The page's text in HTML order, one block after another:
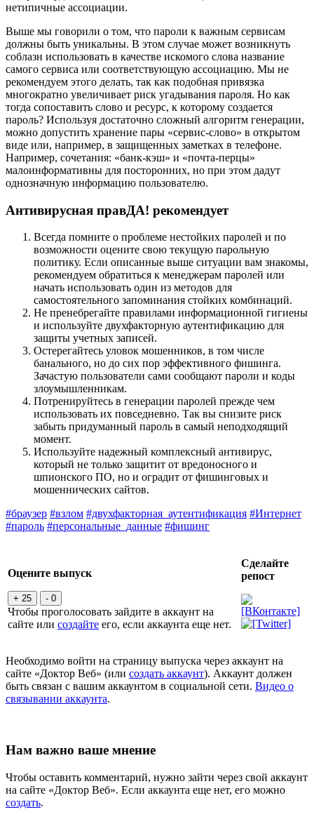
нетипичные ассоциации.
Выше мы говорили о том, что пароли к важным сервисам
должны быть уникальны. В этом случае может возникнуть
соблазн использовать в качестве искомого слова название
самого сервиса или соответствующую ассоциацию. Мы не
рекомендуем этого делать, так как подобная привязка
многократно увеличивает риск угадывания пароля. Но как
тогда сопоставить слово и ресурс, к которому создается
пароль? Используя достаточно сложный алгоритм генерации,
можно допустить хранение пары «сервис-слово» в открытом
виде или, например, в защищенных заметках в телефоне.
Например, сочетания: «банк-кэш» и «почта-перцы»
малоинформативны для посторонних, но при этом дадут
однозначную информацию пользователю.
Антивирусная правДА! рекомендует
Всегда помните о проблеме нестойких паролей и по
возможности оцените свою текущую парольную
политику. Если описанные выше ситуации вам знакомы,
рекомендуем обратиться к менеджерам паролей или
начать использовать один из методов для
самостоятельного запоминания стойких комбинаций.
Не пренебрегайте правилами информационной гигиены
и используйте двухфакторную аутентификацию для
защиты учетных записей.
Остерегайтесь уловок мошенников, в том числе
банального, но до сих пор эффективного фишинга.
Зачастую пользователи сами сообщают пароли и коды
злоумышленникам.
Потренируйтесь в генерации паролей прежде чем
использовать их повседневно. Так вы снизите риск
забыть придуманный пароль в самый неподходящий
момент.
Используйте надежный комплексный антивирус,
который не только защитит от вредоносного и
шпионского ПО, но и оградит от фишинговых и
мошеннических сайтов.
#браузер #взлом #двухфакторная_аутентификация #Интернет
#пароль #персональные_данные #фишинг
Оцените выпуск
+ 25 - 0
Чтобы проголосовать зайдите в аккаунт на
сайте или создайте его, если аккаунта еще нет.
Сделайте
репост
Необходимо войти на страницу выпуска через аккаунт на
сайте «Доктор Веб» (или создать аккаунт). Аккаунт должен
быть связан с вашим аккаунтом в социальной сети. Видео о
связывании аккаунта.
Нам важно ваше мнение
Чтобы оставить комментарий, нужно зайти через свой аккаунт
на сайте «Доктор Веб». Если аккаунта еще нет, его можно
создать.